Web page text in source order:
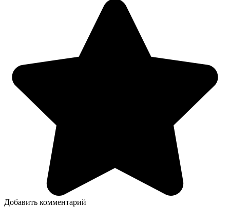
Добавить комментарий